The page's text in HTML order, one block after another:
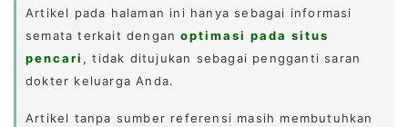
Artikel pada halaman ini hanya sebagai informasi
semata terkait denganoptimasi pada situs
pencari , tidak ditujukan sebagai pengganti saran
dokter keluarga Anda.
Artikel tanpa sumber referensi masih membutuhkan